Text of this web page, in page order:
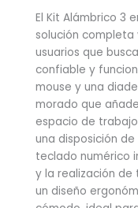
El Kit Alámbrico 3
solución
usuarios que
confiable y
mouse y una
morado que
espacio de
una disposición de
teclado numérico
y la realización de
un diseño